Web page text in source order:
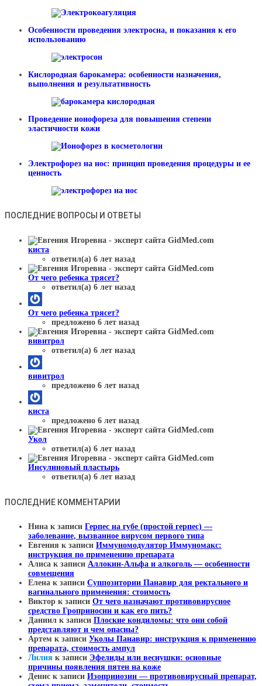
Особенности проведения электросна, и показания к его
использованию
Кислородная барокамера: особенности назначения,
выполнения и результативность
Проведение ионофореза для повышения степени
эластичности кожи
Электрофорез на нос: принцип проведения процедуры и ее
ценность
ПОСЛЕДНИЕ ВОПРОСЫ И ОТВЕТЫ
киста
ответил(а) 6 лет назад
От чего ребенка трясет?
ответил(а) 6 лет назад
От чего ребенка трясет?
предложено 6 лет назад
вивитрол
ответил(а) 6 лет назад
вивитрол
предложено 6 лет назад
киста
предложено 6 лет назад
Укол
ответил(а) 6 лет назад
Инсулиновый пластырь
ответил(а) 6 лет назад
ПОСЛЕДНИЕ КОММЕНТАРИИ
Нина к записи Герпес на губе (простой герпес) —
заболевание, вызванное вирусом первого типа
Евгения к записи Иммуномодулятор Иммуномакс:
инструкция по применению препарата
Алиса к записи Аллокин-Альфа и алкоголь — особенности
совмещения
Елена к записи Суппозитории Панавир для ректального и
вагинального применения: стоимость
Виктор к записи От чего назначают противовирусное
средство Гроприносин и как его пить?
Даниил к записи Плоские кондиломы: что они собой
представляют и чем опасны?
Артем к записи Уколы Панавир: инструкция к применению
препарата, стоимость ампул
Лилия к записи Эфелиды или веснушки: основные
причины появления пятен на коже
Денис к записи Изопринозин — противовирусный препарат,